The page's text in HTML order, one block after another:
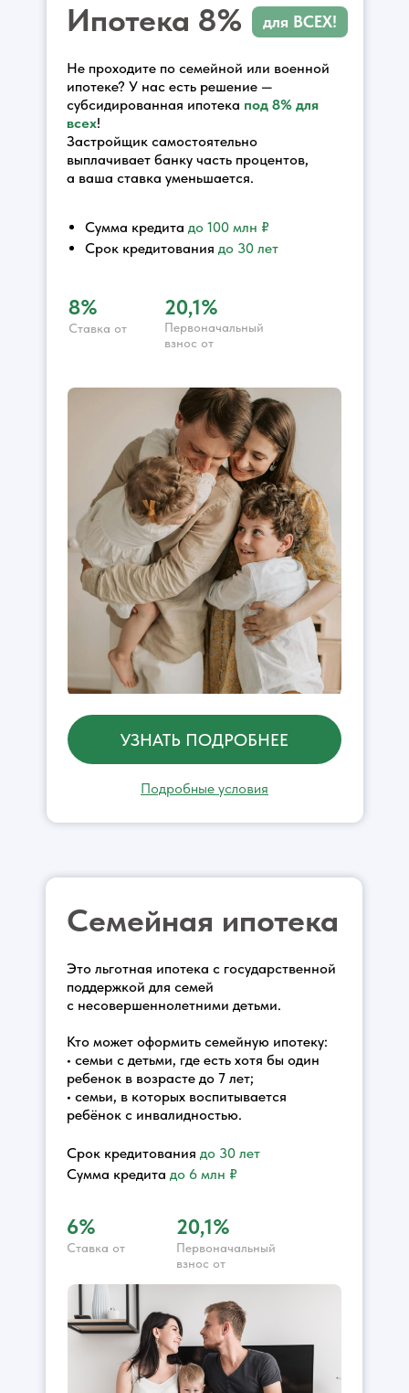
Ипотека 8% для ВСЕХ!
Не проходите по семейной или военной
ипотеке? У нас есть решение —
субсидированная ипотека под 8% для
всех!
Застройщик самостоятельно
выплачивает банку часть процентов,
а ваша ставка уменьшается.
20,1%
Первоначальный
взнос от
8%
Ставка от
УЗНАТЬ ПОДРОБНЕЕ
Подробные условия
Сумма кредита до 100 млн ₽
Срок кредитования до 30 лет
Семейная ипотека
Это льготная ипотека с государственной
поддержкой для семей
с несовершеннолетними детьми.
Кто может оформить семейную ипотеку:
• семьи с детьми, где есть хотя бы один
ребенок в возрасте до 7 лет;
• семьи, в которых воспитывается
ребёнок с инвалидностью.
6%
Срок кредитования до 30 лет
Сумма кредита до 6 млн ₽
20,1%
Ставка от
Первоначальный
взнос от